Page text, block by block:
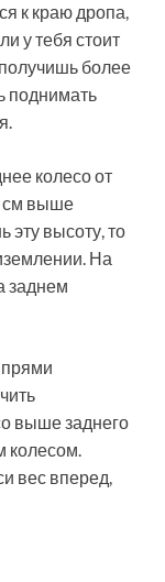
к краю дропа,
у тебя стоит
более
поднимать
колесо от
см выше
эту высоту, то
На
заднем
выше заднего
колесом.
вес вперед,